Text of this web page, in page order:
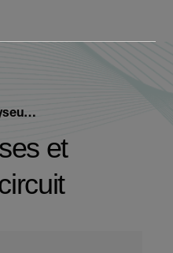
et